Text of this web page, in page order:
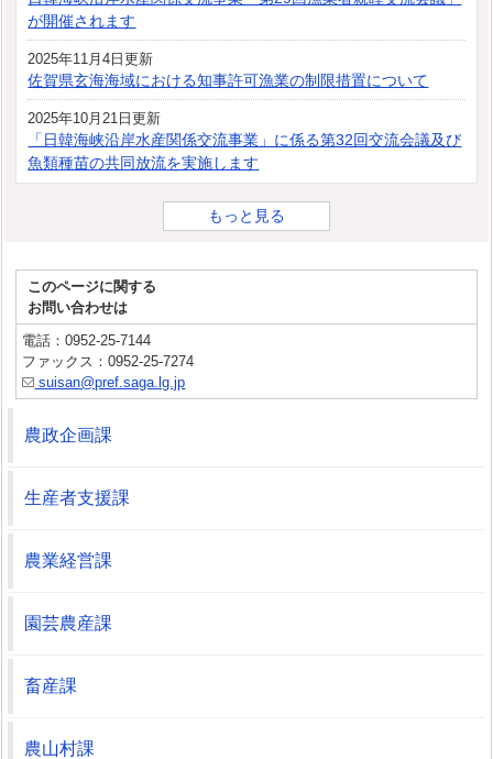
が開催されます
2025年11月4日更新
佐賀県玄海海域における知事許可漁業の制限措置について
2025年10月21日更新
「日韓海峡沿岸水産関係交流事業」に係る第32回交流会議及び
魚類種苗の共同放流を実施します
もっと見る
このページに関する
お問い合わせは
電話：0952-25-7144
ファックス：0952-25-7274
suisan@pref.saga.lg.jp
農政企画課
生産者支援課
農業経営課
園芸農産課
畜産課
農山村課